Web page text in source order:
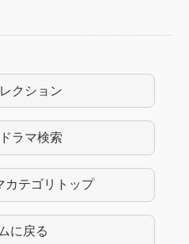
クション
ラマ検索
カテゴリトップ
に戻る